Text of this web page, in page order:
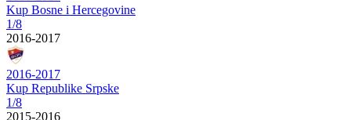
Kup Bosne i Hercegovine
1/8
2016-2017
2016-2017
Kup Republike Srpske
1/8
2015-2016